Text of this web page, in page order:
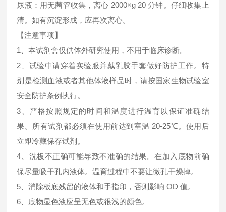
尿液：用无菌管收集，离心 2000×g 20 分钟。仔细收集上
清。如有沉淀形成，应再次离心。
【注意事项】
1、本试剂盒仅供体外研究使用，不用于临床诊断。
2、试验中请穿着实验服并戴乳胶手套做好防护工作。特
别是检测血液或者其他体液样品时，请按国家生物试验室
安全防护条例执行。
3、严格按照规定的时间和温度进行温育以保证准确结
果。所有试剂都必须在使用前达到室温 20-25℃。使用后
立即冷藏保存试剂。
4、洗板不正确可能导致不准确的结果。在加入底物前确
保尽量吸干孔内液体。温育过程中不要让微孔干燥掉。
5、消除板底残留的液体和手指印，否则影响 OD 值。
6、底物显色液应呈无色或很浅的颜色。